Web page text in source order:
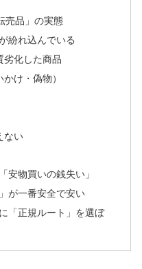
売品」の実態
紛れ込んでいる
劣化した商品
け・偽物）
ない
安物買いの銭失い」
が一番安全で安い
「正規ルート」を選ぼ